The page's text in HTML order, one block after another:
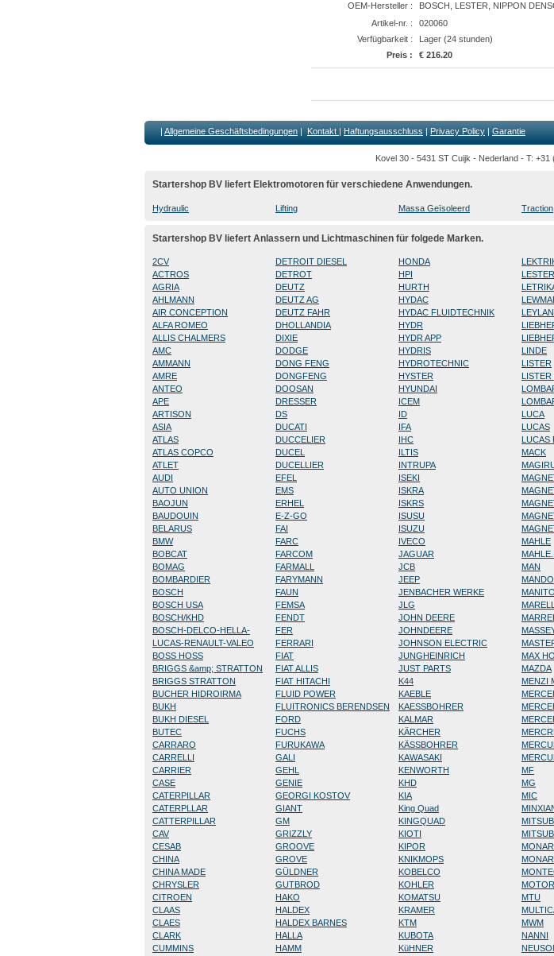
OEM-Hersteller :
BOSCH, LESTER, NIPPON
Artikel-nr. :
020060
Verfügbarkeit :
Lager (24 stunden)
Preis :
€ 216.20
| Allgemeine Geschäftsbedingungen | Kontakt | Haftungsausschluss | Privacy Policy | Garantie
Kovel 30 - 5431 ST Cuijk - Nederland - T: +31
Startershop BV liefert Elektromotoren für verschiedene Anwendungen.
Hydraulic Lifting Massa Geïsoleerd Traction
Startershop BV liefert Anlassern und Lichtmaschinen für folgede Marken.
2CV
ACTROS
AGRIA
AHLMANN
AIR CONCEPTION
ALFA ROMEO
ALLIS CHALMERS
AMC
AMMANN
AMRE
ANTEO
APE
ARTISON
ASIA
ATLAS
ATLAS COPCO
ATLET
AUDI
AUTO UNION
BAOJUN
BAUDOUIN
BELARUS
BMW
BOBCAT
BOMAG
BOMBARDIER
BOSCH
BOSCH USA
BOSCH/KHD
BOSCH-DELCO-HELLA-
LUCAS-RENAULT-VALEO
BOSS HOSS
BRIGGS &amp; STRATTON
BRIGGS STRATTON
BUCHER HIDROIRMA
BUKH
BUKH DIESEL
BUTEC
CARRARO
CARRELLI
CARRIER
CASE
CATERPILLAR
CATERPLLAR
CATTERPILLAR
CAV
CESAB
CHINA
CHINA MADE
CHRYSLER
CITROEN
CLAAS
CLAES
CLARK
CUMMINS
DETROIT DIESEL
DETROT
DEUTZ
DEUTZ AG
DEUTZ FAHR
DHOLLANDIA
DIXIE
DODGE
DONG FENG
DONGFENG
DOOSAN
DRESSER
DS
DUCATI
DUCCELIER
DUCEL
DUCELLIER
EFEL
EMS
ERHEL
E-Z-GO
FAI
FARC
FARCOM
FARMALL
FARYMANN
FAUN
FEMSA
FENDT
FER
FERRARI
FIAT
FIAT ALLIS
FIAT HITACHI
FLUID POWER
FLUITRONICS BERENDSEN
FORD
FUCHS
FURUKAWA
GALI
GEHL
GENIE
GEORGI KOSTOV
GIANT
GM
GRIZZLY
GROOVE
GROVE
GÜLDNER
GUTBROD
HAKO
HALDEX
HALDEX BARNES
HALLA
HAMM
HONDA
HPI
HURTH
HYDAC
HYDAC FLUIDTECHNIK
HYDR
HYDR APP
HYDRIS
HYDROTECHNIC
HYSTER
HYUNDAI
ICEM
ID
IFA
IHC
ILTIS
INTRUPA
ISEKI
ISKRA
ISKRS
ISUSU
ISUZU
IVECO
JAGUAR
JCB
JEEP
JENBACHER WERKE
JLG
JOHN DEERE
JOHNDEERE
JOHNSON ELECTRIC
JUNGHEINRICH
JUST PARTS
K44
KAEBLE
KAESSBOHRER
KALMAR
KÄRCHER
KÄSSBOHRER
KAWASAKI
KENWORTH
KHD
KIA
King Quad
KINGQUAD
KIOTI
KIPOR
KNIKMOPS
KOBELCO
KOHLER
KOMATSU
KRAMER
KTM
KUBOTA
KüHNER
LESTER
LINDE
LISTER
LUCA
LUCAS
MACK
MAHLE
MAN
MANDO
MARELLI
MARREL
MAX
MAZDA
MENZI
MF
MG
MIC
MTU
MWM
NANNI